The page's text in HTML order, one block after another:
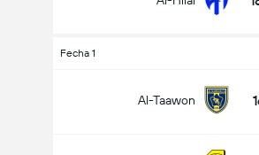
Fecha 1
Al-Taawon